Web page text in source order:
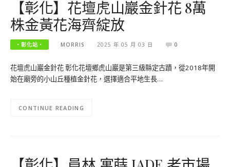
【彰化】花壇虎山巖金針花 8萬
株金黃花海齊綻放
‧彰化站‧ MORRIS 2025 年 05 月 03 日 0
花壇虎山巖金針花 彰化花壇鄉虎山巖是第三級縣定古蹟，從2018年開
始在廟旁的小山丘種植金針花，選擇適合平地生長…
CONTINUE READING